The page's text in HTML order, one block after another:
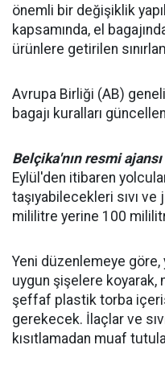
önemli bir değişiklik
kapsamında, el
ürünlere getirilen
Avrupa Birliği (AB)
bagajı kuralları
Belçika'nın resmi
Eylül'den itibaren
taşıyabilecekleri sıvı
mililitre yerine 100
Yeni düzenlemeye göre,
uygun şişelere koyarak,
şeffaf plastik torba
gerekecek. İlaçlar ve
kısıtlamadan muaf